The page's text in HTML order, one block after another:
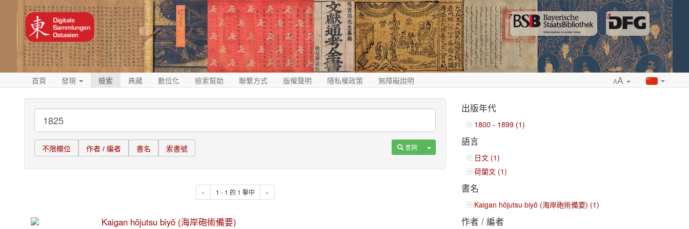
首頁 發現 檢索 典藏 數位化 檢索幫助 聯繫方式 版權聲明 隱私權政策 無障礙說明 AA
不限欄位 作者 / 編者 書名 索書號 查詢 Toggle Dropdown
« 1 - 1 的 1 擊中 »
Kaigan hōjutsu biyō (海岸砲術備要)
出版年代
1800 - 1899 (1)
語言
日文 (1)
荷蘭文 (1)
書名
Kaigan hōjutsu biyō (海岸砲術備要) (1)
作者 / 編者